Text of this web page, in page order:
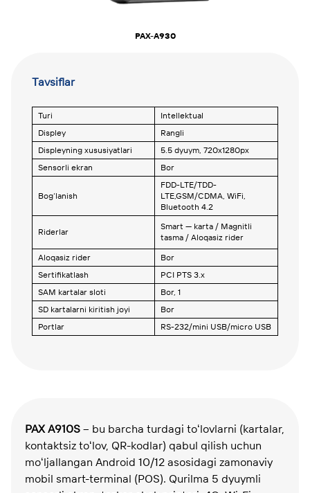
PAX-A930
Tavsiflar
Turi
Intellektual
Displey
Rangli
Displeyning xususiyatlari
5.5 dyuym, 720х1280рх
Sensorli ekran
Bor
Bog‘lanish
FDD-LTE/TDD-
LTE,GSM/CDMA, WiFi,
Bluetooth 4.2
Riderlar
Smart — karta / Magnitli
tasma / Aloqasiz rider
Aloqasiz rider
Bor
Sertifikatlash
PCI PTS 3.x
SAM kartalar sloti
Bor, 1
SD kartalarni kiritish joyi
Bor
Portlar
RS-232/mini USB/micro USB
PAX A910S – bu barcha turdagi toʻlovlarni (kartalar,
kontaktsiz toʻlov, QR-kodlar) qabul qilish uchun
moʻljallangan Android 10/12 asosidagi zamonaviy
mobil smart-terminal (POS). Qurilma 5 dyuymli